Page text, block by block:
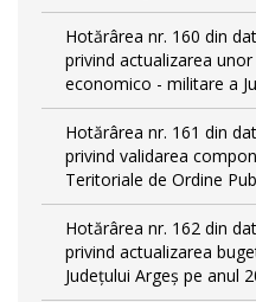
Hotărârea nr. 160 din
privind actualizarea
economico - militare a
Hotărârea nr. 161 din
privind validarea
Teritoriale de Ordine
Hotărârea nr. 162 din
privind actualizarea
Județului Argeș pe anul